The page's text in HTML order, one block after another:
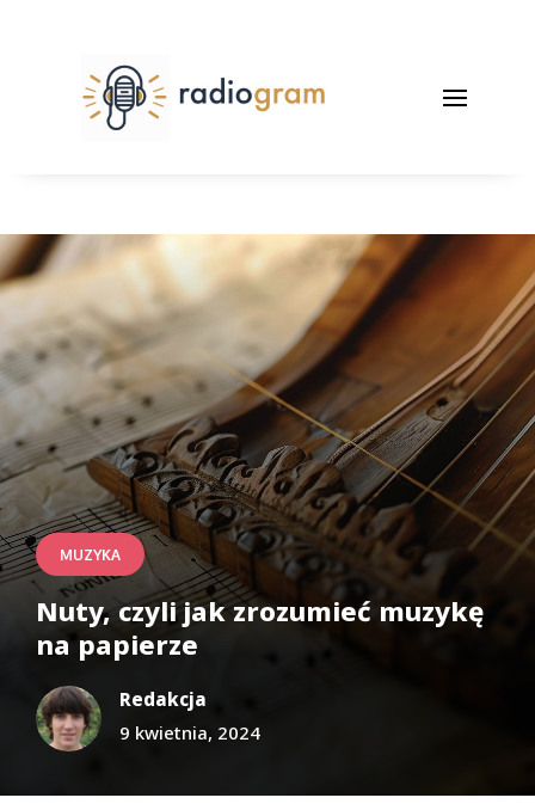
MUZYKA
Nuty, czyli jak zrozumieć muzykę
na papierze
Redakcja
9 kwietnia, 2024